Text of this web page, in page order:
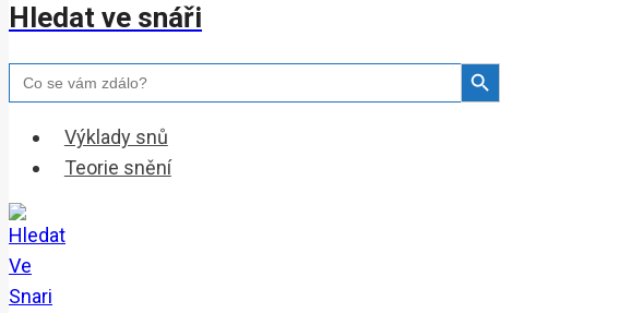
Hledat ve snáři
Search
for:
Search Button
Výklady snů
Teorie snění